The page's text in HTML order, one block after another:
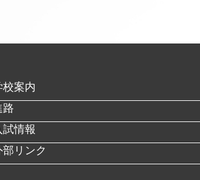
校案内
路
試情報
部リンク